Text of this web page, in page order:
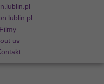
Filmy
us